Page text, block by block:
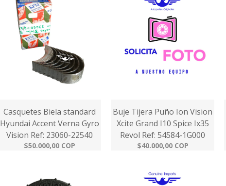
Casquetes Biela standard
Hyundai Accent Verna Gyro
Vision Ref: 23060-22540
$50.000,00 COP
Buje Tijera Puño Ion Vision
Xcite Grand I10 Spice Ix35
Revol Ref: 54584-1G000
$40.000,00 COP